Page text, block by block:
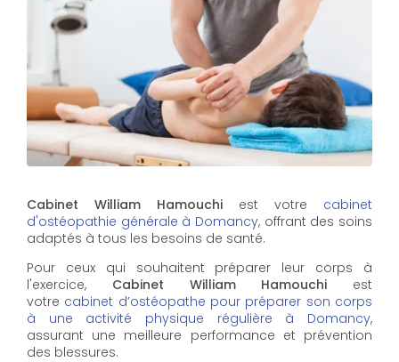
Cabinet William Hamouchi est votre cabinet
d'ostéopathie générale à Domancy, offrant des soins
adaptés à tous les besoins de santé.
Pour ceux qui souhaitent préparer leur corps à
l'exercice, Cabinet William Hamouchi est
votre cabinet d’ostéopathe pour préparer son corps
à une activité physique régulière à Domancy,
assurant une meilleure performance et prévention
des blessures.